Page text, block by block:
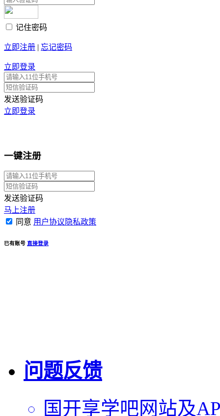
记住密码
立即注册 | 忘记密码
立即登录
发送验证码
立即登录
一键注册
发送验证码
马上注册
同意 用户协议隐私政策
已有账号 直接登录
问题反馈
国开享学吧网站及